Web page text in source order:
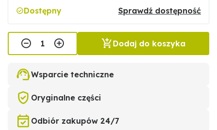
Dostępny Sprawdź dostępność
Dodaj do koszyka
Wsparcie techniczne
Oryginalne części
Odbiór zakupów 24/7